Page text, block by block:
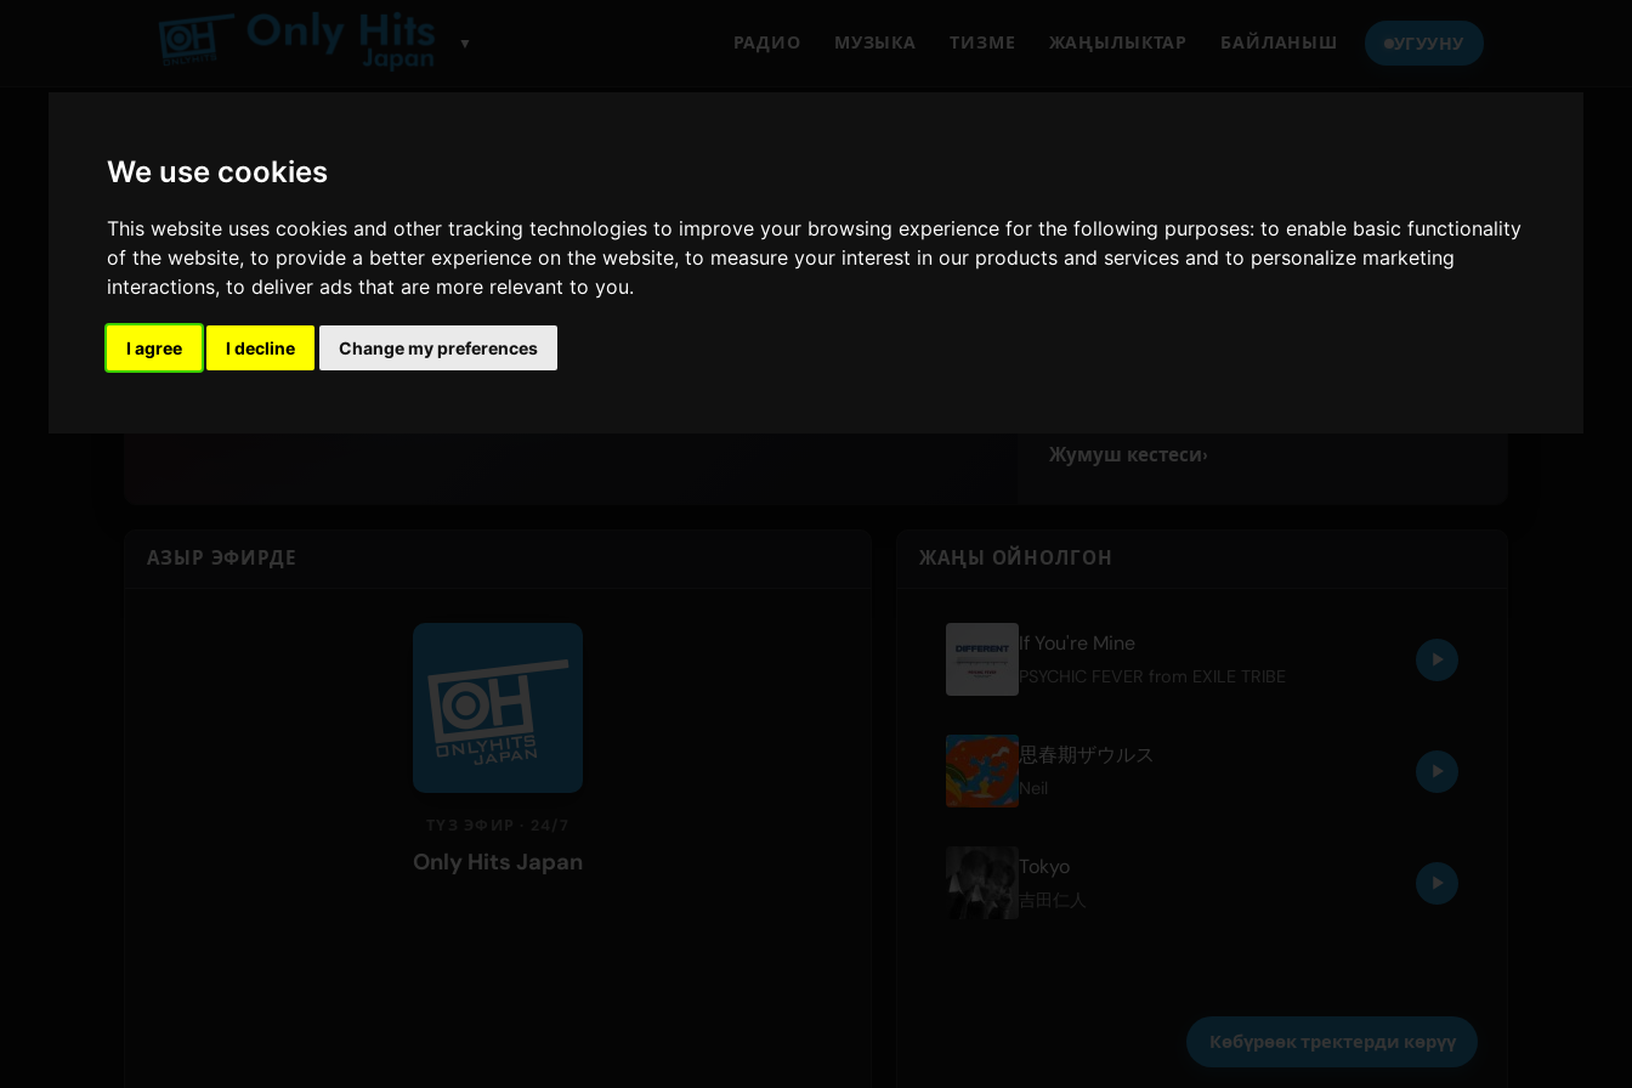
We use cookies
This website uses cookies and other tracking technologies to improve your browsing experience for the following purposes:to enable basic functionality
of the website,to provide a better experience on the website,to measure your interest in our products and services and to personalize marketing
interactions,to deliver ads that are more relevant to you.
I agree I decline Change my preferences
▼ РАДИО МУЗЫКА ТИЗМЕ ЖАҢЫЛЫКТАР БАЙЛАНЫШ УГУУНУ
ONLY HITS JAPAN
The best Japanese Hits
Ойнату
The best Japanese Hits
Түз эфир · 24/7
Жумуш кестеси›
АЗЫР ЭФИРДЕ
Only Hits Japan
ЖАҢЫ ОЙНОЛГОН
If You're Mine
PSYCHIC FEVER from EXILE TRIBE
思春期ザウルス
Neil
Tokyo
吉田仁人
Көбүрөөк тректерди көрүү